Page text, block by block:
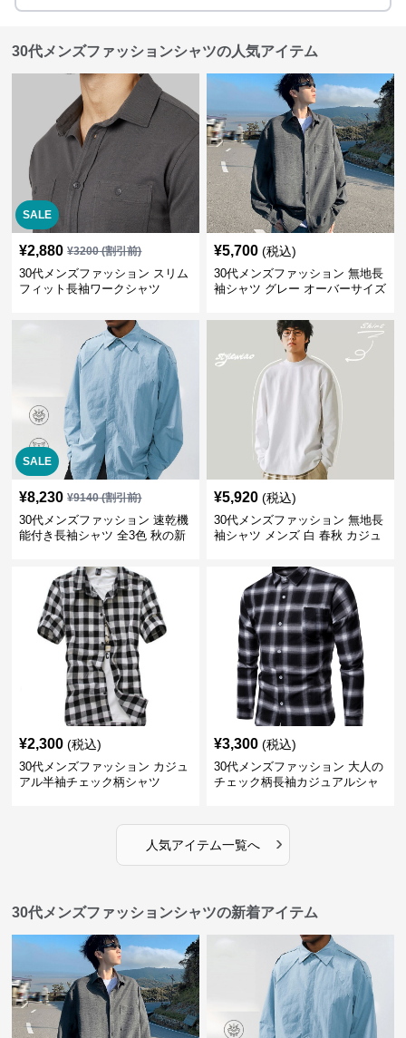
30代メンズファッションシャツの人気アイテム
SALE
¥2,880 ¥3200(割引前)
30代メンズファッション スリム
フィット長袖ワークシャツ
¥5,700 (税込)
30代メンズファッション 無地長
袖シャツ グレー オーバーサイズ
SALE
¥8,230 ¥9140(割引前)
30代メンズファッション 速乾機
能付き長袖シャツ 全3色 秋の新
¥5,920 (税込)
30代メンズファッション 無地長
袖シャツ メンズ 白 春秋 カジュ
¥2,300 (税込)
30代メンズファッション カジュ
アル半袖チェック柄シャツ
¥3,300 (税込)
30代メンズファッション 大人の
チェック柄長袖カジュアルシャ
人気アイテム一覧へ ›
30代メンズファッションシャツの新着アイテム